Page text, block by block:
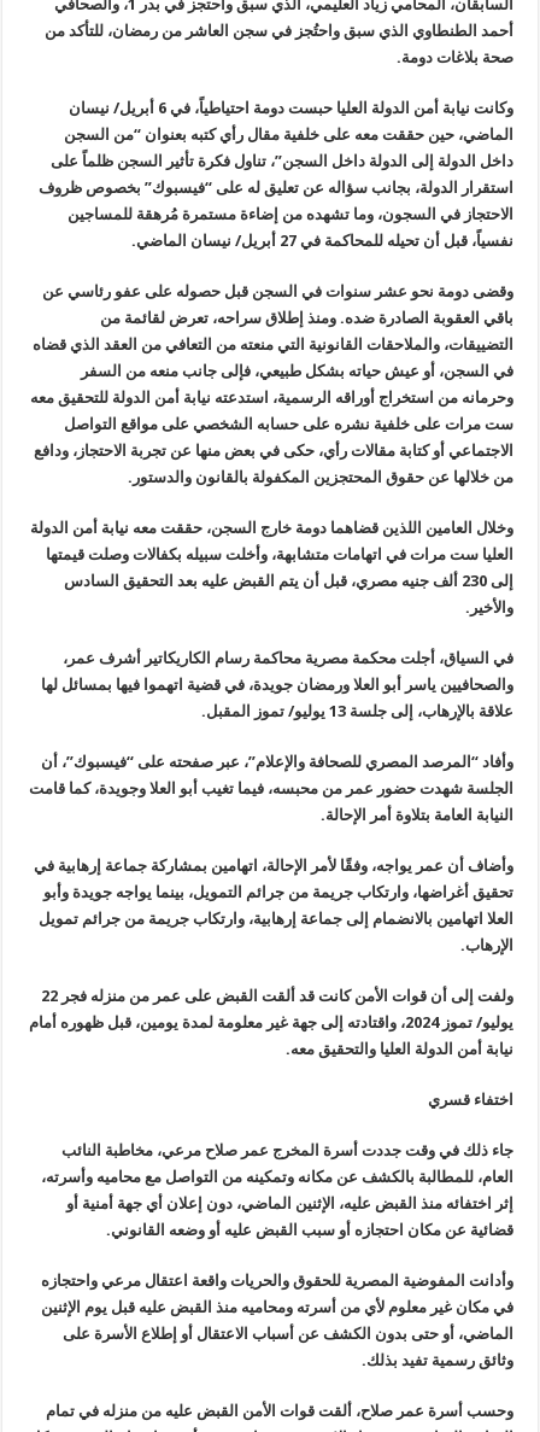
السابقان، المحامي زياد العليمي، الذي سبق واحتجز في بدر 1، والصحافي
أحمد الطنطاوي الذي سبق واحتُجز في سجن العاشر من رمضان، للتأكد من
صحة بلاغات دومة.
وكانت نيابة أمن الدولة العليا حبست دومة احتياطياً، في 6 أبريل/ نيسان
الماضي، حين حققت معه على خلفية مقال رأي كتبه بعنوان “من السجن
داخل الدولة إلى الدولة داخل السجن”، تناول فكرة تأثير السجن ظلماً على
استقرار الدولة، بجانب سؤاله عن تعليق له على “فيسبوك” بخصوص ظروف
الاحتجاز في السجون، وما تشهده من إضاءة مستمرة مُرهقة للمساجين
نفسياً، قبل أن تحيله للمحاكمة في 27 أبريل/ نيسان الماضي.
وقضى دومة نحو عشر سنوات في السجن قبل حصوله على عفو رئاسي عن
باقي العقوبة الصادرة ضده. ومنذ إطلاق سراحه، تعرض لقائمة من
التضييقات، والملاحقات القانونية التي منعته من التعافي من العقد الذي قضاه
في السجن، أو عيش حياته بشكل طبيعي، فإلى جانب منعه من السفر
وحرمانه من استخراج أوراقه الرسمية، استدعته نيابة أمن الدولة للتحقيق معه
ست مرات على خلفية نشره على حسابه الشخصي على مواقع التواصل
الاجتماعي أو كتابة مقالات رأي، حكى في بعض منها عن تجربة الاحتجاز، ودافع
من خلالها عن حقوق المحتجزين المكفولة بالقانون والدستور.
وخلال العامين اللذين قضاهما دومة خارج السجن، حققت معه نيابة أمن الدولة
العليا ست مرات في اتهامات متشابهة، وأخلت سبيله بكفالات وصلت قيمتها
إلى 230 ألف جنيه مصري، قبل أن يتم القبض عليه بعد التحقيق السادس
والأخير.
في السياق، أجلت محكمة مصرية محاكمة رسام الكاريكاتير أشرف عمر،
والصحافيين ياسر أبو العلا ورمضان جويدة، في قضية اتهموا فيها بمسائل لها
علاقة بالإرهاب، إلى جلسة 13 يوليو/ تموز المقبل.
وأفاد “المرصد المصري للصحافة والإعلام”، عبر صفحته على “فيسبوك”، أن
الجلسة شهدت حضور عمر من محبسه، فيما تغيب أبو العلا وجويدة، كما قامت
النيابة العامة بتلاوة أمر الإحالة.
وأضاف أن عمر يواجه، وفقًا لأمر الإحالة، اتهامين بمشاركة جماعة إرهابية في
تحقيق أغراضها، وارتكاب جريمة من جرائم التمويل، بينما يواجه جويدة وأبو
العلا اتهامين بالانضمام إلى جماعة إرهابية، وارتكاب جريمة من جرائم تمويل
الإرهاب.
ولفت إلى أن قوات الأمن كانت قد ألقت القبض على عمر من منزله فجر 22
يوليو/ تموز 2024، واقتادته إلى جهة غير معلومة لمدة يومين، قبل ظهوره أمام
نيابة أمن الدولة العليا والتحقيق معه.
اختفاء قسري
جاء ذلك في وقت جددت أسرة المخرج عمر صلاح مرعي، مخاطبة النائب
العام، للمطالبة بالكشف عن مكانه وتمكينه من التواصل مع محاميه وأسرته،
إثر اختفائه منذ القبض عليه، الإثنين الماضي، دون إعلان أي جهة أمنية أو
قضائية عن مكان احتجازه أو سبب القبض عليه أو وضعه القانوني.
وأدانت المفوضية المصرية للحقوق والحريات واقعة اعتقال مرعي واحتجازه
في مكان غير معلوم لأي من أسرته ومحاميه منذ القبض عليه قبل يوم الإثنين
الماضي، أو حتى بدون الكشف عن أسباب الاعتقال أو إطلاع الأسرة على
وثائق رسمية تفيد بذلك.
وحسب أسرة عمر صلاح، ألقت قوات الأمن القبض عليه من منزله في تمام